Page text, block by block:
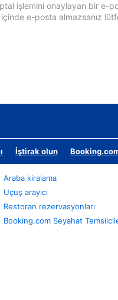
işlemini onaylayan bir e-
e-posta almazsanız
İştirak olun
Araba kiralama
Uçuş arayıcı
Restoran rezervasyonları
Booking.com Seyahat